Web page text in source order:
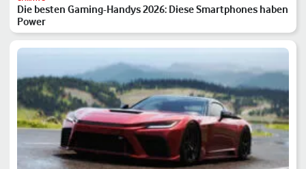
Die besten Gaming-Handys 2026: Diese Smartphones haben
Power